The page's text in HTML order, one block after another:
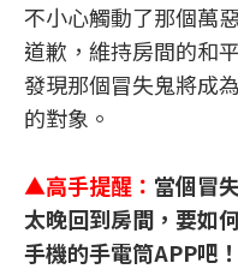
不小心觸動了那個萬
道歉，維持房間的和
發現那個冒失鬼將成
的對象。
▲高手提醒： 當個冒
太晚回到房間，要如
手機的手電筒APP吧